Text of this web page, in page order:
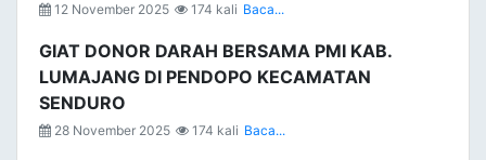
12 November 2025 174 kali Baca...
GIAT DONOR DARAH BERSAMA PMI KAB.
LUMAJANG DI PENDOPO KECAMATAN
SENDURO
28 November 2025 174 kali Baca...